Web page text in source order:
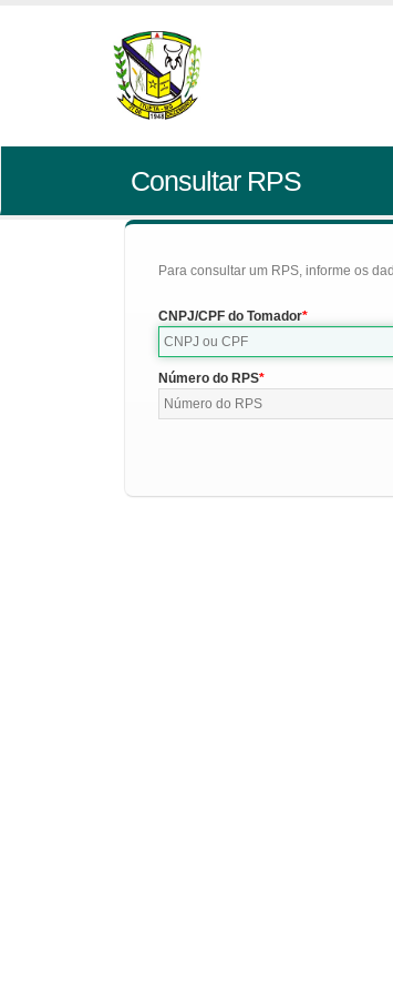
Consultar RPS
Para consultar um RPS, informe os
CNPJ/CPF do Tomador
Número do RPS